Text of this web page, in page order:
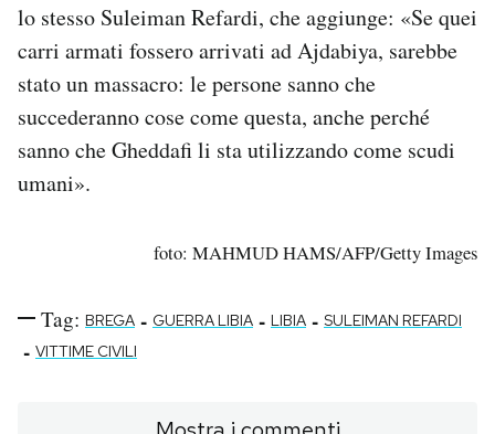
lo stesso Suleiman Refardi, che aggiunge: «Se quei
carri armati fossero arrivati ad Ajdabiya, sarebbe
stato un massacro: le persone sanno che
succederanno cose come questa, anche perché
sanno che Gheddafi li sta utilizzando come scudi
umani».
foto: MAHMUD HAMS/AFP/Getty Images
Tag: BREGA - GUERRA LIBIA - LIBIA - SULEIMAN REFARDI
- VITTIME CIVILI